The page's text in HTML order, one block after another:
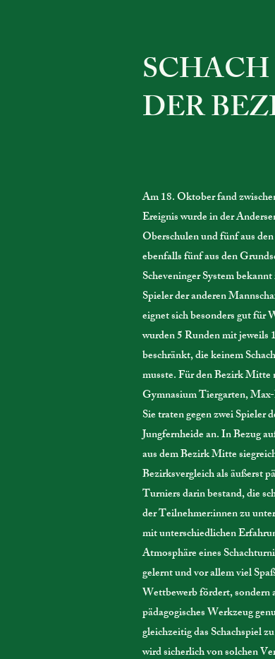
DER
Am 18. Oktober fand
Ereignis wurde in der
Oberschulen und fünf aus
ebenfalls fünf aus den
Scheveninger System
Spieler der anderen
eignet sich besonders gut für
wurden 5 Runden mit
beschränkt, die keinem
musste. Für den Bezirk Mitte
Gymnasium Tiergarten,
Sie traten gegen zwei
Jungfernheide an. In Bezug
aus dem Bezirk Mitte
Bezirksvergleich als äußerst
Turniers darin bestand, die
der Teilnehmer:innen zu
mit unterschiedlichen
Atmosphäre eines
gelernt und vor allem viel
Wettbewerb fördert, sondern
pädagogisches Werkzeug
gleichzeitig das Schachspiel
wird sicherlich von solchen